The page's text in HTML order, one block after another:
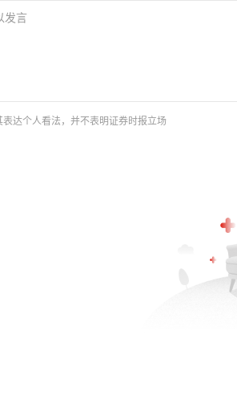
发言
达个人看法，并不表明证券时报立场